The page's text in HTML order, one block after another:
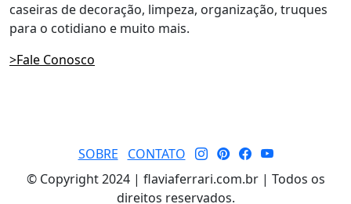
caseiras de decoração, limpeza, organização, truques
para o cotidiano e muito mais.
>Fale Conosco
SOBRE
CONTATO
© Copyright 2024 | flaviaferrari.com.br | Todos os
direitos reservados.